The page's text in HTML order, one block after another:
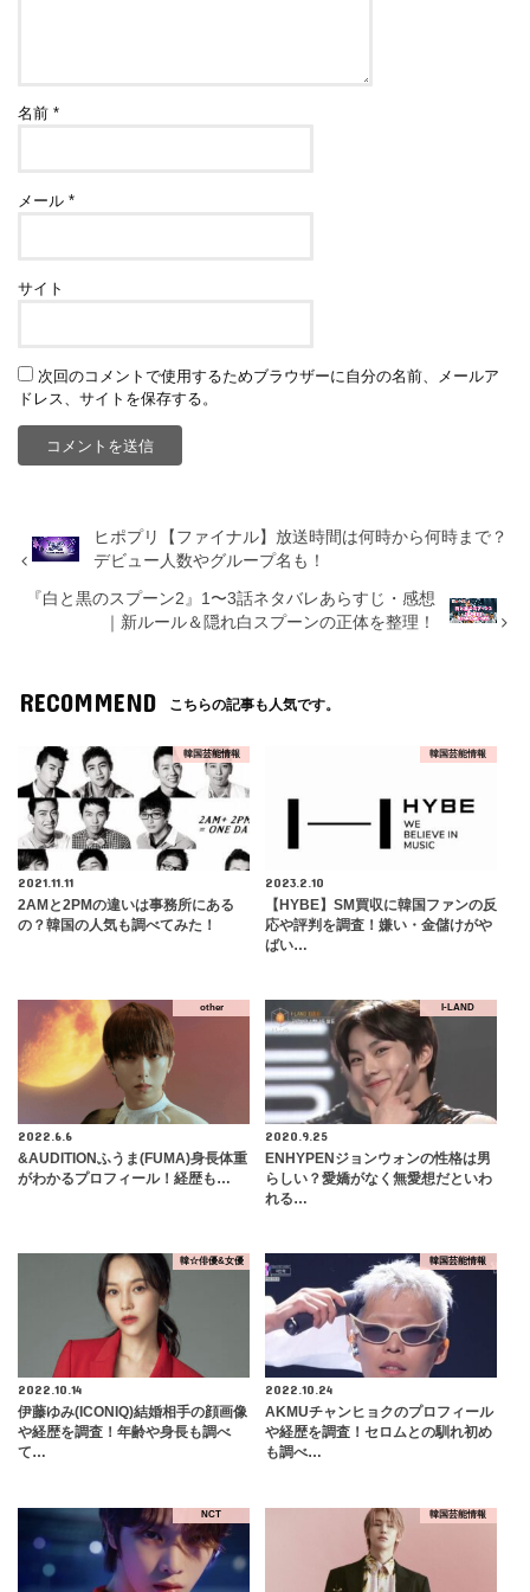
名前*
メール*
サイト
次回のコメントで使用するためブラウザーに自分の名前、メールア
ドレス、サイトを保存する。
ヒポプリ【ファイナル】放送時間は何時から何時まで？
デビュー人数やグループ名も！
『白と黒のスプーン2』1〜3話ネタバレあらすじ・感想
｜新ルール＆隠れ白スプーンの正体を整理！
RECOMMEND こちらの記事も人気です。
韓国芸能情報
2021.11.11
2AMと2PMの違いは事務所にある
の？韓国の人気も調べてみた！
韓国芸能情報
2023.2.10
【HYBE】SM買収に韓国ファンの反
応や評判を調査！嫌い・金儲けがや
ばい…
other
2022.6.6
&AUDITIONふうま(FUMA)身長体重
がわかるプロフィール！経歴も…
I-LAND
2020.9.25
ENHYPENジョンウォンの性格は男
らしい？愛嬌がなく無愛想だといわ
れる…
韓☆俳優&女優
2022.10.14
伊藤ゆみ(ICONIQ)結婚相手の顔画像
や経歴を調査！年齢や身長も調べ
て…
韓国芸能情報
2022.10.24
AKMUチャンヒョクのプロフィール
や経歴を調査！セロムとの馴れ初め
も調べ…
NCT 韓国芸能情報